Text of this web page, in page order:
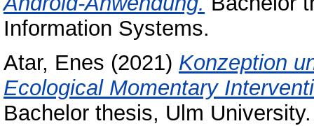
Information Systems.
Atar, Enes (2021) Konzeption
Ecological Momentary
Bachelor thesis, Ulm University.